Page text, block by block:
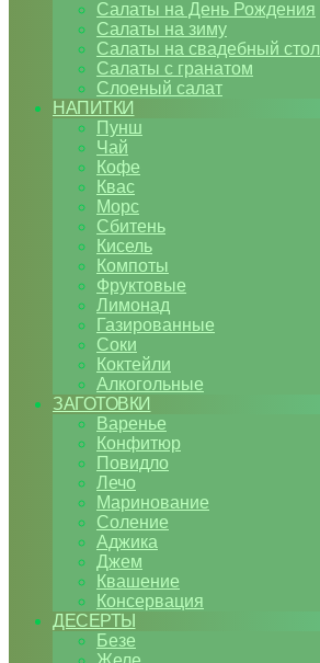
Салаты на День Рождения
Салаты на зиму
Салаты на свадебный стол
Салаты с гранатом
Слоеный салат
НАПИТКИ
Пунш
Чай
Кофе
Квас
Морс
Сбитень
Кисель
Компоты
Фруктовые
Лимонад
Газированные
Соки
Коктейли
Алкогольные
ЗАГОТОВКИ
Варенье
Конфитюр
Повидло
Лечо
Маринование
Соление
Аджика
Джем
Квашение
Консервация
ДЕСЕРТЫ
Безе